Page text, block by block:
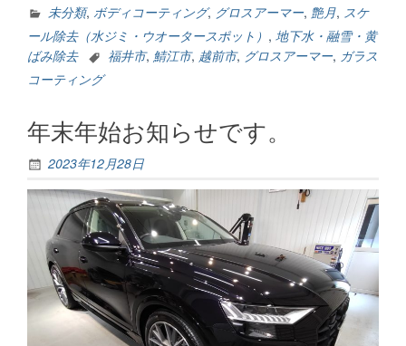
休
み
の
お
未分類, ボディコーティング, グロスアーマー, 艶月, スケ
ール除去（水ジミ・ウオータースポット） , 地下水・融雪・黄
ばみ除去
福井市, 鯖江市, 越前市, グロスアーマー, ガラス
コーティング
年末年始お知らせです。
2023年12月28日